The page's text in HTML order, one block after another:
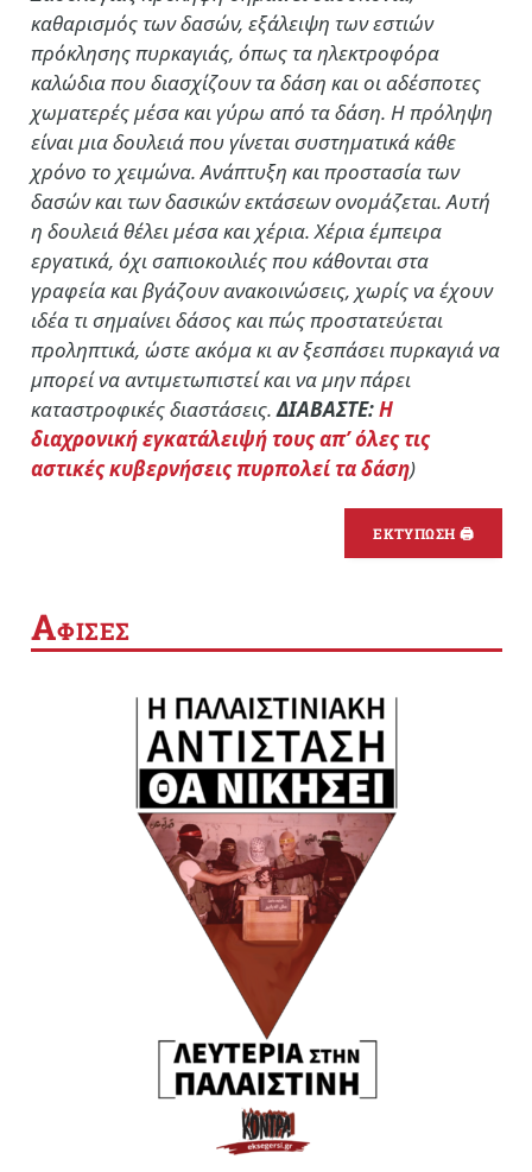
καθαρισμός των δασών, εξάλειψη των εστιών
πρόκλησης πυρκαγιάς, όπως τα ηλεκτροφόρα
καλώδια που διασχίζουν τα δάση και οι αδέσποτες
χωματερές μέσα και γύρω από τα δάση. Η πρόληψη
είναι μια δουλειά που γίνεται συστηματικά κάθε
χρόνο το χειμώνα. Ανάπτυξη και προστασία των
δασών και των δασικών εκτάσεων ονομάζεται. Αυτή
η δουλειά θέλει μέσα και χέρια. Χέρια έμπειρα
εργατικά, όχι σαπιοκοιλιές που κάθονται στα
γραφεία και βγάζουν ανακοινώσεις, χωρίς να έχουν
ιδέα τι σημαίνει δάσος και πώς προστατεύεται
προληπτικά, ώστε ακόμα κι αν ξεσπάσει πυρκαγιά να
μπορεί να αντιμετωπιστεί και να μην πάρει
καταστροφικές διαστάσεις.ΔΙΑΒΑΣΤΕ:Η
διαχρονική εγκατάλειψή τους απ’ όλες τις
αστικές κυβερνήσεις πυρπολεί τα δάση)
ΕΚΤΥΠΩΣΗ 🖨
ΑΦΙΣΕΣ